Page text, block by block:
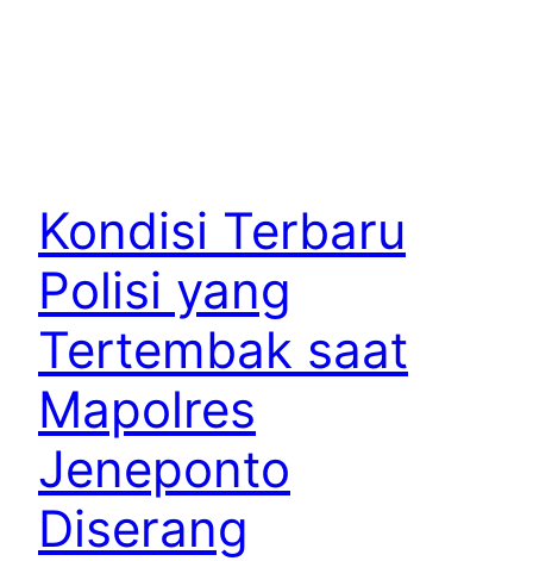
Kondisi Terbaru
Polisi yang
Tertembak saat
Mapolres
Jeneponto
Diserang